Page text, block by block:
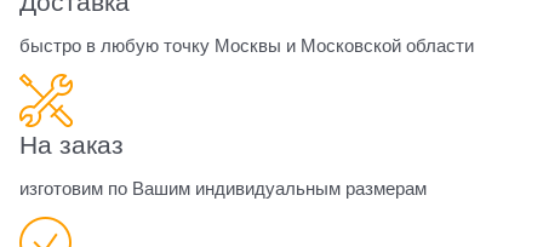
быстро в любую точку Москвы и Московской области
На заказ
изготовим по Вашим индивидуальным размерам